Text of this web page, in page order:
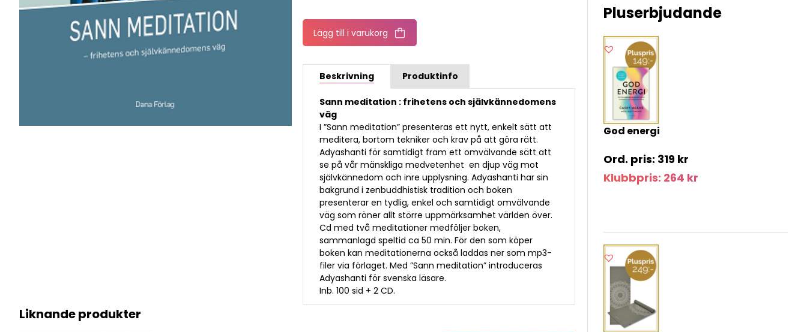
Lägg till i varukorg
Beskrivning Produktinfo
Sann meditation : frihetens och självkännedomens
väg
I ”Sann meditation” presenteras ett nytt, enkelt sätt att
meditera, bortom tekniker och krav på att göra rätt.
Adyashanti för samtidigt fram ett omvälvande sätt att
se på vår mänskliga medvetenhet  en djup väg mot
självkännedom och inre upplysning. Adyashanti har sin
bakgrund i zenbuddhistisk tradition och boken
presenterar en tydlig, enkel och samtidigt omvälvande
väg som röner allt större uppmärksamhet världen över.
Cd med två meditationer medföljer boken,
sammanlagd speltid ca 50 min. För den som köper
boken kan meditationerna också laddas ner som mp3-
filer via förlaget. Med ”Sann meditation” introduceras
Adyashanti för svenska läsare.
Inb. 100 sid + 2 CD.
Liknande produkter
Pluserbjudande
God energi
319 kr
Klubbpris: 264 kr